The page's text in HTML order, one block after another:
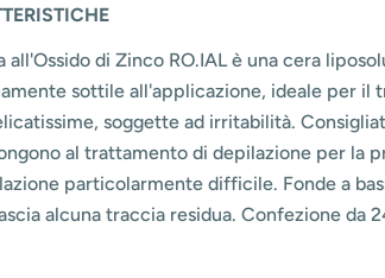
all'Ossido di Zinco RO.IAL è una cera
sottile all'applicazione, ideale per il
soggette ad irritabilità.
al trattamento di depilazione per la
particolarmente difficile. Fonde a
alcuna traccia residua. Confezione da